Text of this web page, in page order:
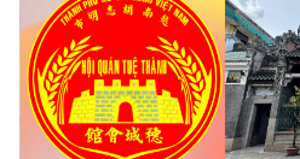
西贡解放报网版权所有